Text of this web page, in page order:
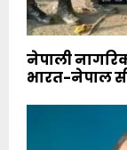
नेपाली
भारत-नेपाल